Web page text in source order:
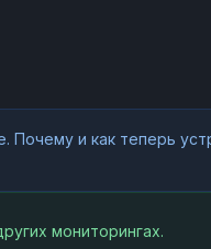
Почему и как теперь
мониторингах.